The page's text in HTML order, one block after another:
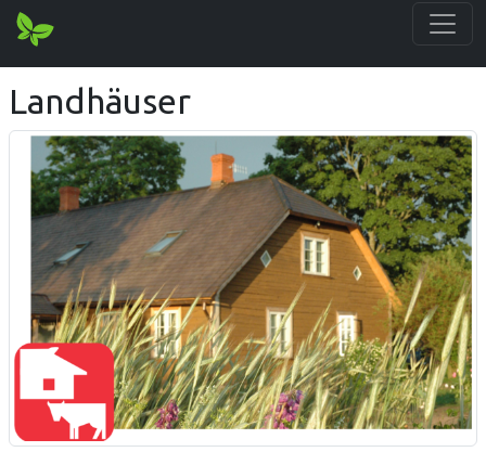
Landhäuser